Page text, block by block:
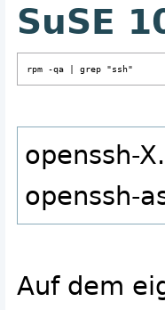
SuSE
rpm -qa | grep "ssh"
openssh-
openssh-
Auf dem